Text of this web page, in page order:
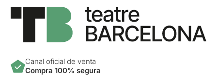
Canal oficial de venta
Compra 100% segura